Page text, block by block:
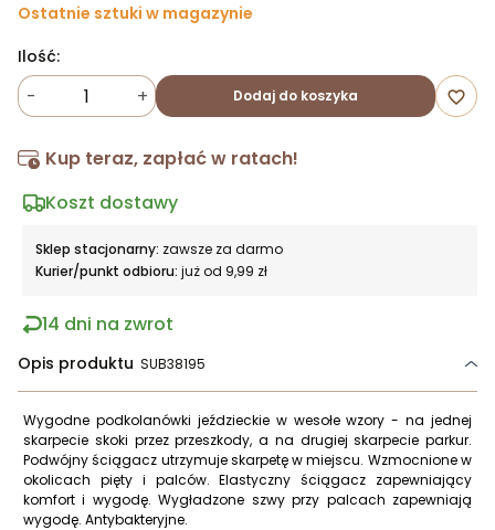
Ostatnie sztuki w magazynie
Ilość:
- + Dodaj do koszyka favorite_border
Kup teraz, zapłać w ratach!
Koszt dostawy
Sklep stacjonarny: zawsze za darmo
Kurier/punkt odbioru: już od 9,99 zł
14 dni na zwrot
Opis produktu SUB38195
Wygodne podkolanówki jeździeckie w wesołe wzory - na jednej
skarpecie skoki przez przeszkody, a na drugiej skarpecie parkur.
Podwójny ściągacz utrzymuje skarpetę w miejscu. Wzmocnione w
okolicach pięty i palców. Elastyczny ściągacz zapewniający
komfort i wygodę. Wygładzone szwy przy palcach zapewniają
wygodę. Antybakteryjne.